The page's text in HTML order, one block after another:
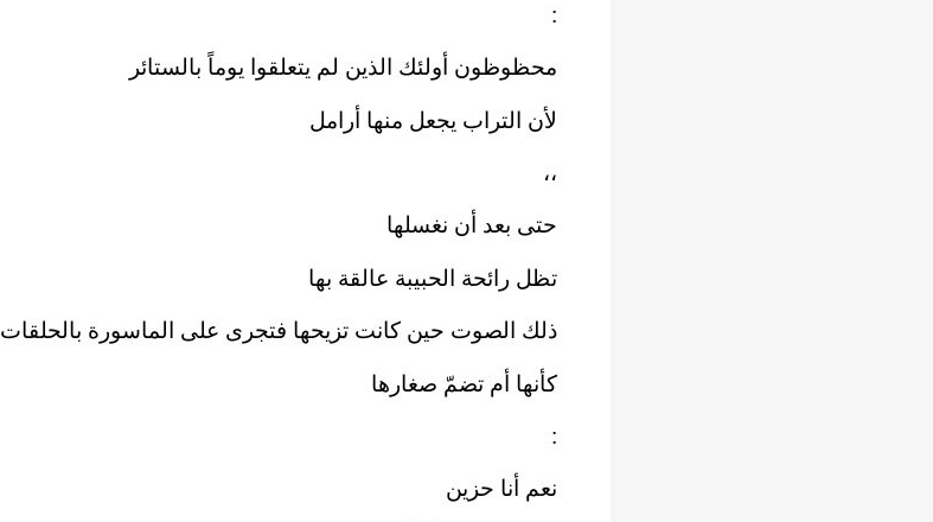
:
محظوظون أولئك الذين لم يتعلقوا يوماً بالستائر
لأن التراب يجعل منها أرامل
،،
حتى بعد أن نغسلها
تظل رائحة الحبيبة عالقة بها
ذلك الصوت حين كانت تزيحها فتجرى على الماسورة بالحلقات
كأنها أم تضمّ صغارها
:
نعم أنا حزين